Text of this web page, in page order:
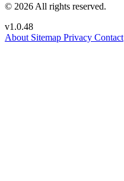
© 2026 All rights reserved.
v1.0.48
About Sitemap Privacy Contact